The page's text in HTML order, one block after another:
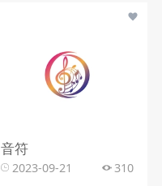
音符
2023-09-21 310